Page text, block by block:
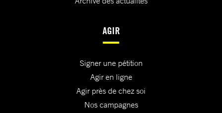
AGIR
Signer une pétition
Agir en ligne
Agir près de chez soi
Nos campagnes